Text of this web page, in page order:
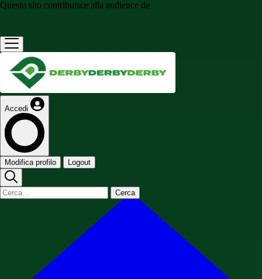
Questo sito contribuisce alla audience de
Accedi
Modifica profilo Logout
Cerca